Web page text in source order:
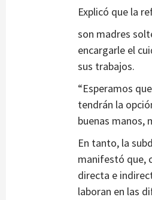
Explicó que la
son madres
encargarle el
sus trabajos.
“Esperamos
tendrán la
buenas manos,
En tanto, la
manifestó que,
directa e
laboran en las